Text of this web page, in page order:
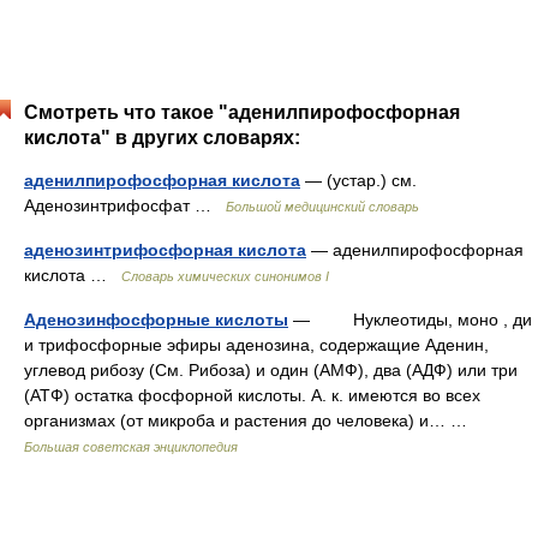
Смотреть что такое "аденилпирофосфорная
кислота" в других словарях:
аденилпирофосфорная кислота — (устар.) см.
Аденозинтрифосфат …
Большой медицинский словарь
аденозинтрифосфорная кислота — аденилпирофосфорная
кислота …
Cловарь химических синонимов I
Аденозинфосфорные кислоты — Нуклеотиды, моно , ди
и трифосфорные эфиры аденозина, содержащие Аденин,
углевод рибозу (См. Рибоза) и один (АМФ), два (АДФ) или три
(АТФ) остатка фосфорной кислоты. А. к. имеются во всех
организмах (от микроба и растения до человека) и… …
Большая советская энциклопедия